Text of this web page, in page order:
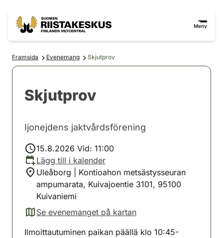
Meny
Framsida Evenemang Skjutprov
Skjutprov
Ijonejdens jaktvårdsförening
15.8.2026 Vid: 11:00
Lägg till i kalender
Uleåborg | Kontioahon metsästysseuran
ampumarata, Kuivajoentie 3101, 95100
Kuivaniemi
Se evenemanget på kartan
(avautuu uuteen välilehteen)
Ilmoittautuminen paikan päällä klo 10:45-